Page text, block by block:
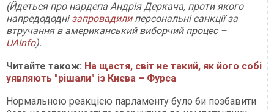
(Йдеться про нардепа Андрія Деркача, проти якого
напредододнізапровадилиперсональні санкції за
втручання в американський виборчий процес –
UAInfo).
Читайте також: На щастя, світ не такий, як його собі
уявляють "рішали" із Києва – Фурса
Нормальною реакцією парламенту було би позбавити